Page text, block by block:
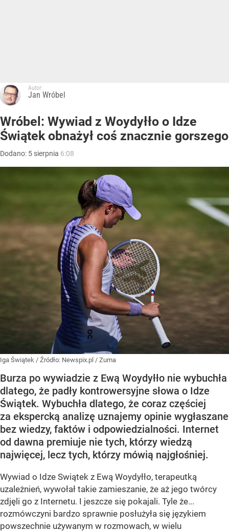
Autor:
Jan Wróbel
Wróbel: Wywiad z Woydyłło o Idze
Świątek obnażył coś znacznie gorszego
Dodano: 5 sierpnia 6:08
Iga Świątek / Źródło: Newspix.pl / Zuma
Burza po wywiadzie z Ewą Woydyłło nie wybuchła
dlatego, że padły kontrowersyjne słowa o Idze
Świątek. Wybuchła dlatego, że coraz częściej
za ekspercką analizę uznajemy opinie wygłaszane
bez wiedzy, faktów i odpowiedzialności. Internet
od dawna premiuje nie tych, którzy wiedzą
najwięcej, lecz tych, którzy mówią najgłośniej.
Wywiad o Idze Swiątek z Ewą Woydyłło, terapeutką
uzależnień, wywołał takie zamieszanie, że aż jego twórcy
zdjęli go z Internetu. I jeszcze się pokajali. Tyle że...
rozmówczyni bardzo sprawnie posłużyła się językiem
powszechnie używanym w rozmowach, w wielu